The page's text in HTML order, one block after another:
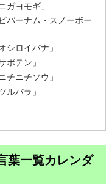
ガヨモギ」
バーナム・スノーボー
シロイバナ」
ボテン」
チニチソウ」
ルバラ」
葉一覧カレンダ